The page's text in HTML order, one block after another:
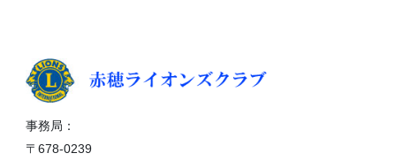
事務局：
〒678-0239